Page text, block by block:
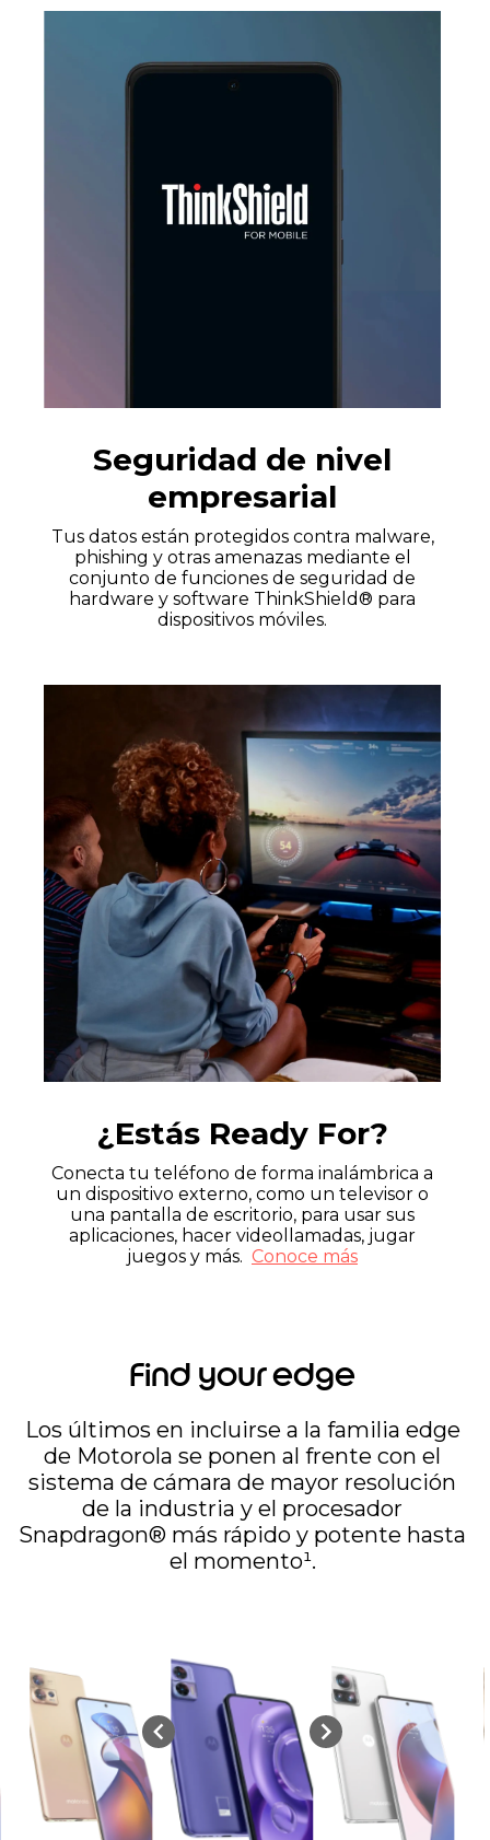
Seguridad de nivel
empresarial
Tus datos están protegidos contra malware,
phishing y otras amenazas mediante el
conjunto de funciones de seguridad de
hardware y software ThinkShield® para
dispositivos móviles.
¿Estás Ready For?
Conecta tu teléfono de forma inalámbrica a
un dispositivo externo, como un televisor o
una pantalla de escritorio, para usar sus
aplicaciones, hacer videollamadas, jugar
juegos y más. Conoce más
Find your edge
Los últimos en incluirse a la familia edge
de Motorola se ponen al frente con el
sistema de cámara de mayor resolución
de la industria y el procesador
Snapdragon® más rápido y potente hasta
el momento¹.